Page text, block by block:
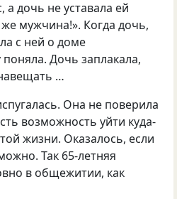
а дочь не уставала ей
мужчина!». Когда дочь,
с ней о доме
Дочь заплакала,
…
Она не поверила
возможность уйти куда-
жизни. Оказалось, если
Так 65-летняя
в общежитии, как